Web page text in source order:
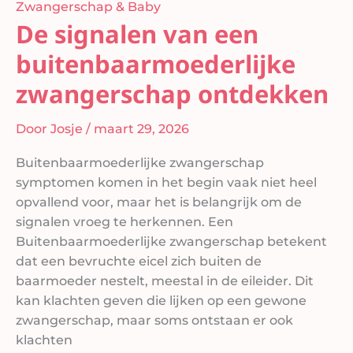
Zwangerschap & Baby
De signalen van een
buitenbaarmoederlijke
zwangerschap ontdekken
Door Josje / maart 29, 2026
Buitenbaarmoederlijke zwangerschap
symptomen komen in het begin vaak niet heel
opvallend voor, maar het is belangrijk om de
signalen vroeg te herkennen. Een
Buitenbaarmoederlijke zwangerschap betekent
dat een bevruchte eicel zich buiten de
baarmoeder nestelt, meestal in de eileider. Dit
kan klachten geven die lijken op een gewone
zwangerschap, maar soms ontstaan er ook
klachten